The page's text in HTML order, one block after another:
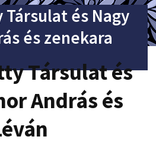
és Nagy
és zenekara
Társulat és
András és